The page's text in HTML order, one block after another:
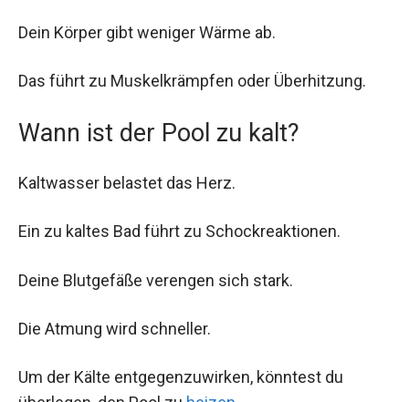
Dein Körper gibt weniger Wärme ab.
Das führt zu Muskelkrämpfen oder Überhitzung.
Wann ist der Pool zu kalt?
Kaltwasser belastet das Herz.
Ein zu kaltes Bad führt zu Schockreaktionen.
Deine Blutgefäße verengen sich stark.
Die Atmung wird schneller.
Um der Kälte entgegenzuwirken, könntest du